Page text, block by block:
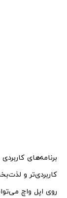
برنامه‌های
کاربردی‌تر و
روی اپل واچ